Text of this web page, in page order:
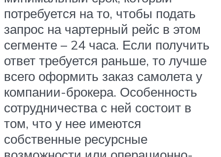
потребуется на то, чтобы подать
запрос на чартерный рейс в этом
сегменте – 24 часа. Если получить
ответ требуется раньше, то лучше
всего оформить заказ самолета у
компании-брокера. Особенность
сотрудничества с ней состоит в
том, что у нее имеются
собственные ресурсные